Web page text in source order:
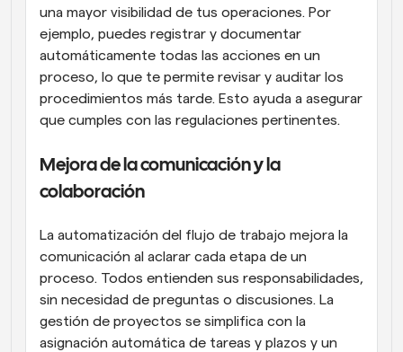
una mayor visibilidad de tus operaciones. Por
ejemplo, puedes registrar y documentar
automáticamente todas las acciones en un
proceso, lo que te permite revisar y auditar los
procedimientos más tarde. Esto ayuda a asegurar
que cumples con las regulaciones pertinentes.
Mejora de la comunicación y la
colaboración
La automatización del flujo de trabajo mejora la
comunicación al aclarar cada etapa de un
proceso. Todos entienden sus responsabilidades,
sin necesidad de preguntas o discusiones. La
gestión de proyectos se simplifica con la
asignación automática de tareas y plazos y un